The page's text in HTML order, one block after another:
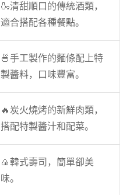
🍶清甜順口的傳統酒類，
適合搭配各種餐點。
🍜手工製作的麵條配上特
製醬料，口味豐富。
🔥炭火燒烤的新鮮肉類，
搭配特製醬汁和配菜。
🍙韓式壽司，簡單卻美
味。